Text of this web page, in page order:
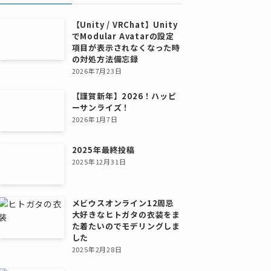
【Unity / VRChat】Unity
でModular Avatarの設定
項目が表示されなくなった時
の対処方法備忘録
2026年7月23日
【謹賀新年】2026！ハッピ
ーサンライズ！
2026年1月7日
2025年最終投稿
2025年12月31日
メビウスオンライン12周忌
大好きなヒトガタの衣装をま
た着たいのでモデリングしま
した
2025年2月28日